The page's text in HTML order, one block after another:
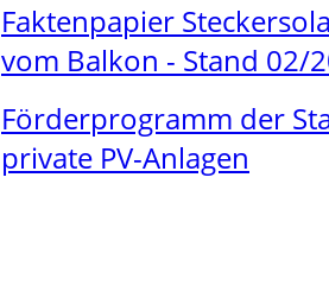
Faktenpapier
vom Balkon - Stand 02/
Förderprogramm der
private PV-Anlagen